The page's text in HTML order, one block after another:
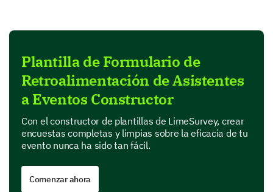
Comprendiendo los Puntos Destacados
del Evento
necesita mejorar reflexionando sobre elementos
específicos del evento.
(selecciona las que apliquen)
Plantilla de Formulario de
Retroalimentación de Asistentes
a Eventos Constructor
Con el constructor de plantillas de LimeSurvey, crear
encuestas completas y limpias sobre la eficacia de tu
evento nunca ha sido tan fácil.
Comenzar ahora